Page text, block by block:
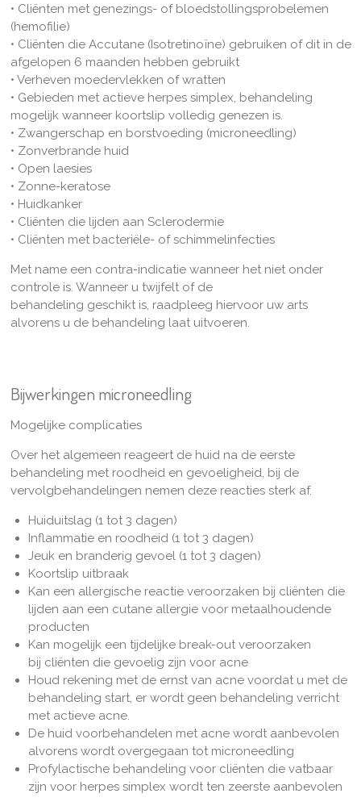
• Cliënten met genezings- of bloedstollingsprobelemen
(hemofilie)
• Cliënten die Accutane (Isotretinoïne) gebruiken of dit in de
afgelopen 6 maanden hebben gebruikt
• Verheven moedervlekken of wratten
• Gebieden met actieve herpes simplex, behandeling
mogelijk wanneer koortslip volledig genezen is.
• Zwangerschap en borstvoeding (microneedling)
• Zonverbrande huid
• Open laesies
• Zonne-keratose
• Huidkanker
• Cliënten die lijden aan Sclerodermie
• Cliënten met bacteriële- of schimmelinfecties
Met name een contra-indicatie wanneer het niet onder
controle is. Wanneer u twijfelt of de
behandeling geschikt is, raadpleeg hiervoor uw arts
alvorens u de behandeling laat uitvoeren.
Bijwerkingen microneedling
Mogelijke complicaties
Over het algemeen reageert de huid na de eerste
behandeling met roodheid en gevoeligheid, bij de
vervolgbehandelingen nemen deze reacties sterk af.
Huiduitslag (1 tot 3 dagen)
Inflammatie en roodheid (1 tot 3 dagen)
Jeuk en branderig gevoel (1 tot 3 dagen)
Koortslip uitbraak
Kan een allergische reactie veroorzaken bij cliënten die
lijden aan een cutane allergie voor metaalhoudende
producten
Kan mogelijk een tijdelijke break-out veroorzaken
bij cliënten die gevoelig zijn voor acne
Houd rekening met de ernst van acne voordat u met de
behandeling start, er wordt geen behandeling verricht
met actieve acne.
De huid voorbehandelen met acne wordt aanbevolen
alvorens wordt overgegaan tot microneedling
Profylactische behandeling voor cliënten die vatbaar
zijn voor herpes simplex wordt ten zeerste aanbevolen